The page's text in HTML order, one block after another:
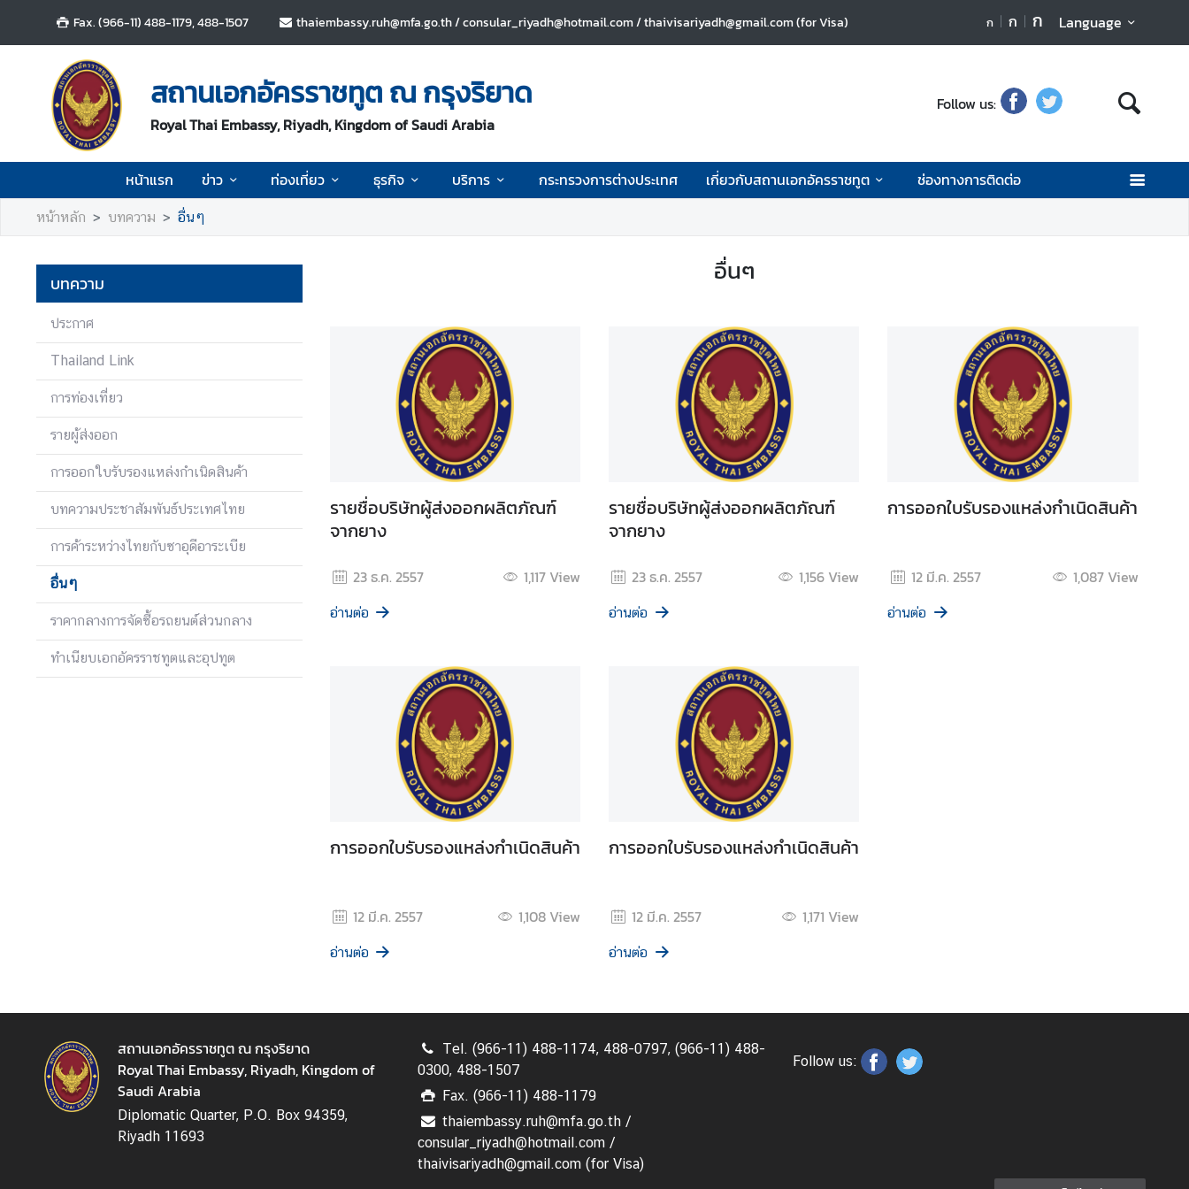
Fax. (966-11) 488-1179, 488-1507 thaiembassy.ruh@mfa.go.th / consular_riyadh@hotmail.com / thaivisariyadh@gmail.com (for Visa) ก ก ก Language
สถานเอกอัครราชทูต ณ กรุงริยาด
Royal Thai Embassy, Riyadh, Kingdom of Saudi Arabia
Follow us:
หน้าแรก ข่าว ท่องเที่ยว ธุรกิจ บริการ กระทรวงการต่างประเทศ เกี่ยวกับสถานเอกอัครราชทูต ช่องทางการติดต่อ
ก
ข่
า
ท่
ง
ที่
กิ
บ
ก
ะ
เ
ท
หน้าหลัก บทความ อื่นๆ
บทความ
ประกาศ
Thailand Link
การท่องเที่ยว
รายผู้ส่งออก
การออกใบรับรองแหล่งกำเนิดสินค้า
บทความประชาสัมพันธ์ประเทศไทย
การค้าระหว่างไทยกับซาอุดีอาระเบีย
อื่นๆ
ราคากลางการจัดซื้อรถยนต์ส่วนกลาง
ทำเนียบเอกอัครราชทูตและอุปทูต
อื่นๆ
รายชื่่อบริษัทผู้ส่งออกผลิตภัณฑ์
จากยาง
23 ธ.ค. 2557 1,117View
อ่านต่อ
รายชื่่อบริษัทผู้ส่งออกผลิตภัณฑ์
จากยาง
23 ธ.ค. 2557 1,156 View
อ่านต่อ
การออกใบรับรองแหล่งกำเนิดสินค้า
12 มี.ค. 2557 1,087View
อ่านต่อ
การออกใบรับรองแหล่งกำเนิดสินค้า
12 มี.ค. 2557 1,108View
อ่านต่อ
การออกใบรับรองแหล่งกำเนิดสินค้า
12 มี.ค. 2557 1,171 View
อ่านต่อ
สถานเอกอัครราชทูต ณ กรุงริยาด
Royal Thai Embassy, Riyadh, Kingdom of
Saudi Arabia
Diplomatic Quarter, P.O. Box 94359,
Riyadh 11693
Tel. (966-11) 488-1174, 488-0797, (966-11) 488-
0300, 488-1507
Fax. (966-11) 488-1179
thaiembassy.ruh@mfa.go.th /
consular_riyadh@hotmail.com /
thaivisariyadh@gmail.com (for Visa)
Follow us: